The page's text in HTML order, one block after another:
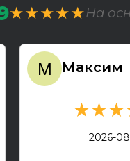
★★★★★На
Максим
2026-